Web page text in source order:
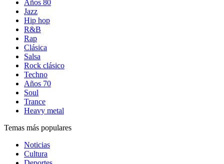
Años 80
Jazz
Hip hop
R&B
Rap
Clásica
Salsa
Rock clásico
Techno
Años 70
Soul
Trance
Heavy metal
Temas más populares
Noticias
Cultura